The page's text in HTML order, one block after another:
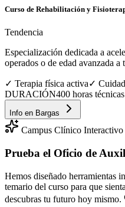
Curso de Rehabilitación y
Tendencia
Especialización dedicada a
operados o de edad avanzada
✓ Terapia física activa✓
DURACIÓN400 horas técnicas
Info en Bargas
Campus Clínico
Prueba el Oficio de
Hemos diseñado herramientas
temario del curso para que
descubras tu futuro hoy mismo.